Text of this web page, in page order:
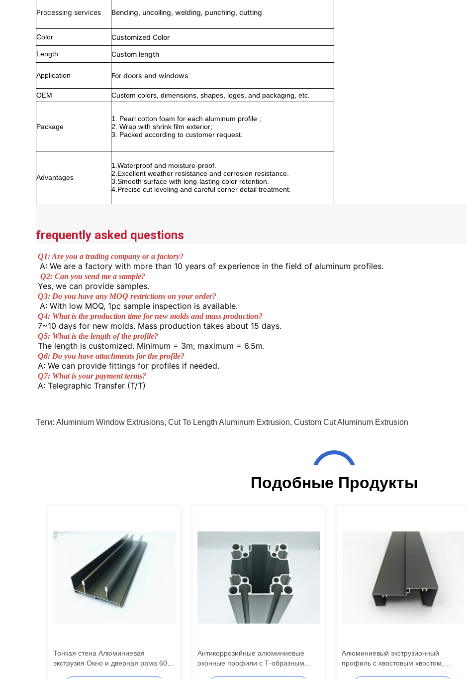
Processing services Bending, uncoiling, welding, punching, cutting
Color Customized Color
Length Custom length
Application For doors and windows
OEM Custom colors, dimensions, shapes, logos, and packaging, etc.
Package
1. Pearl cotton foam for each aluminum profile ;
2. Wrap with shrink film exterior;
3. Packed according to customer request.
Advantages
1.Waterproof and moisture-proof.
2.Excellent weather resistance and corrosion resistance.
3.Smooth surface with long-lasting color retention.
4.Precise cut leveling and careful corner detail treatment.
frequently asked questions
Q1: Are you a trading company or a factory?
A: We are a factory with more than 10 years of experience in the field of aluminum profiles.
Q2: Can you send me a sample?
Yes, we can provide samples.
Q3: Do you have any MOQ restrictions on your order?
A: With low MOQ, 1pc sample inspection is available.
Q4: What is the production time for new molds and mass production?
7~10 days for new molds. Mass production takes about 15 days.
Q5: What is the length of the profile?
The length is customized. Minimum = 3m, maximum = 6.5m.
Q6: Do you have attachments for the profile?
A: We can provide fittings for profiles if needed.
Q7: What is your payment terms?
A: Telegraphic Transfer (T/T)
Теги: Aluminium Window Extrusions, Cut To Length Aluminum Extrusion, Custom Cut Aluminum Extrusion
Подобные Продукты
Тонкая стена Алюминиевая
экструзия Окно и дверная рама 6005
Антикоррозийные алюминиевые
оконные профили с Т-образным
Алюминиевый экструзионный
профиль с хвостовым хвостом,